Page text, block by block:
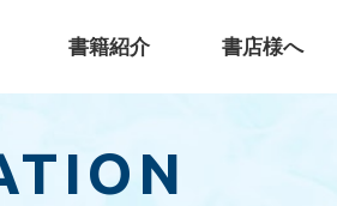
書籍紹介 書店様へ